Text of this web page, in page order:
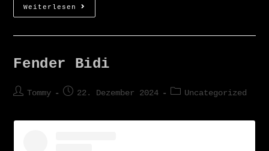
Weiterlesen
Fender Bidi
Tommy 22. Dezember 2024 Uncategorized